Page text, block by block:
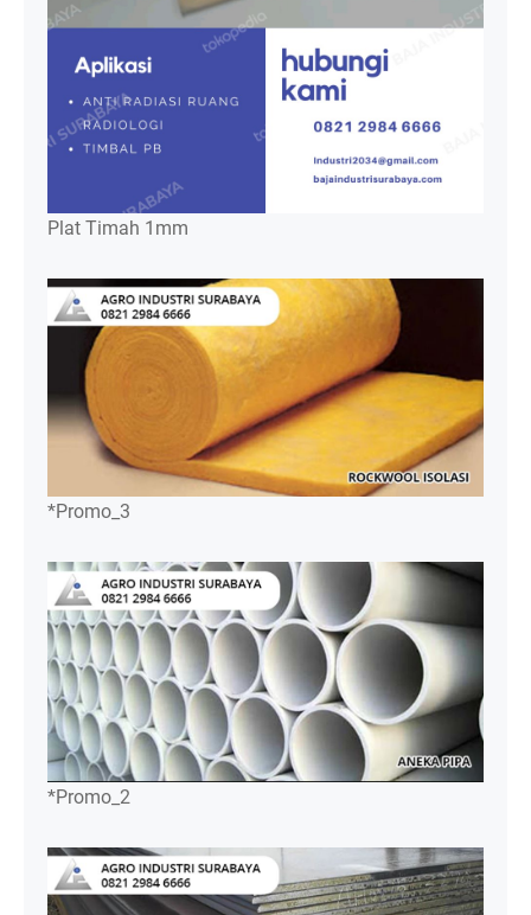
Plat Timah 1mm
*Promo_3
*Promo_2